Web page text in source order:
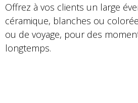
Offrez à vos clients un large
céramique, blanches ou
ou de voyage, pour des
longtemps.